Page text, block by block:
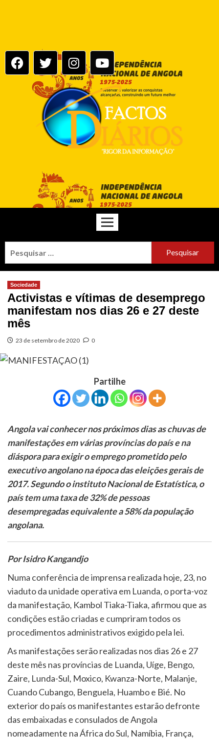
Sociedade
Activistas e vítimas de desemprego
manifestam nos dias 26 e 27 deste
mês
23 de setembro de 2020 0
Partilhe
Angola vai conhecer nos próximos dias as chuvas de
manifestações em várias províncias do país e na
diáspora para exigir o emprego prometido pelo
executivo angolano na época das eleições gerais de
2017. Segundo o instituto Nacional de Estatística, o
país tem uma taxa de 32% de pessoas
desempregadas equivalente a 58% da população
angolana.
Por Isidro Kangandjo
Numa conferência de imprensa realizada hoje, 23, no
viaduto da unidade operativa em Luanda, o porta-voz
da manifestação, Kambol Tiaka-Tiaka, afirmou que as
condições estão criadas e cumpriram todos os
procedimentos administrativos exigido pela lei.
As manifestações serão realizadas nos dias 26 e 27
deste mês nas províncias de Luanda, Uíge, Bengo,
Zaire, Lunda-Sul, Moxico, Kwanza-Norte, Malanje,
Cuando Cubango, Benguela, Huambo e Bié. No
exterior do país os manifestantes estarão defronte
das embaixadas e consulados de Angola
nomeadamente na África do Sul, Namíbia, França,